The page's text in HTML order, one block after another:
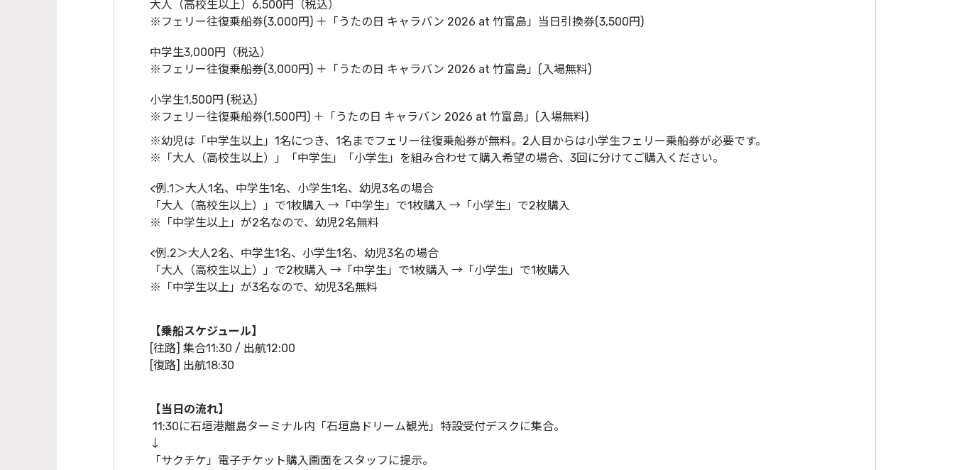
大人（高校生以上）6,500円（税込）
※フェリー往復乗船券(3,000円) ＋「うたの日 キャラバン 2026 at 竹富島」当日引換券(3,500円)
中学生3,000円（税込）
※フェリー往復乗船券(3,000円) ＋「うたの日 キャラバン 2026 at 竹富島」(入場無料)
小学生1,500円 (税込)
※フェリー往復乗船券(1,500円) ＋「うたの日 キャラバン 2026 at 竹富島」(入場無料)
※幼児は「中学生以上」1名につき、1名までフェリー往復乗船券が無料。2人目からは小学生フェリー乗船券が必要です。
※「大人（高校生以上）」「中学生」「小学生」を組み合わせて購入希望の場合、3回に分けてご購入ください。
<例.1＞大人1名、中学生1名、小学生1名、幼児3名の場合
「大人（高校生以上）」で1枚購入 →「中学生」で1枚購入 →「小学生」で2枚購入
※「中学生以上」が2名なので、幼児2名無料
<例.2＞大人2名、中学生1名、小学生1名、幼児3名の場合
「大人（高校生以上）」で2枚購入 →「中学生」で1枚購入 →「小学生」で1枚購入
※「中学生以上」が3名なので、幼児3名無料
【乗船スケジュール】
[往路] 集合11:30 / 出航12:00
[復路] 出航18:30
【当日の流れ】
11:30に石垣港離島ターミナル内「石垣島ドリーム観光」特設受付デスクに集合。
↓
「サクチケ」電子チケット購入画面をスタッフに提示。